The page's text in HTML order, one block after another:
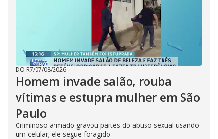
DO R7/07/08/2026
Homem invade salão, rouba
vítimas e estupra mulher em São
Paulo
Criminoso armado gravou partes do abuso sexual usando
um celular; ele segue foragido